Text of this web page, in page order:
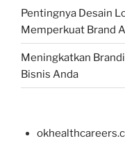
Pentingnya Desain
Memperkuat Brand
Meningkatkan
Bisnis Anda